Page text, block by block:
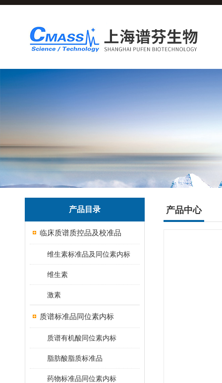
产品目录
临床质谱质控品及校准品
维生素标准品及同位素内标
维生素
激素
质谱标准品同位素内标
质谱有机酸同位素内标
脂肪酸脂质标准品
药物标准品同位素内标
产品中心